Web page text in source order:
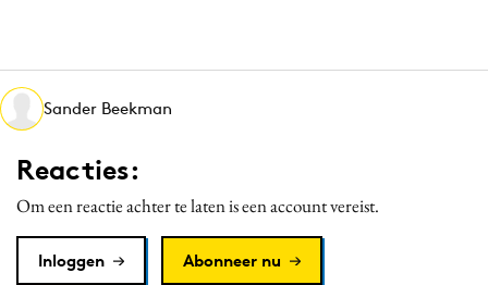
Media
Merkstrategie
PR
Programmatic
Purpose Marketing
Sander Beekman
Reacties:
Om een reactie achter te laten is een account vereist.
Inloggen Abonneer nu